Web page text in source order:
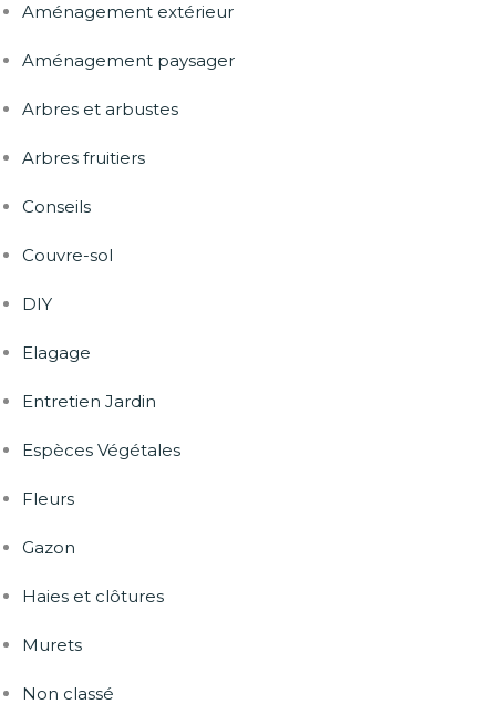
Aménagement extérieur
Aménagement paysager
Arbres et arbustes
Arbres fruitiers
Conseils
Couvre-sol
DIY
Elagage
Entretien Jardin
Espèces Végétales
Fleurs
Gazon
Haies et clôtures
Murets
Non classé